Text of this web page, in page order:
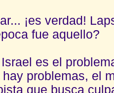
¡es verdad!
fue aquello?
es el
problemas, el
que busca